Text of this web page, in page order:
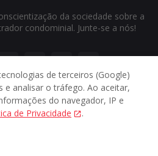
da sociedade sobre a
condominial. Junte-se a nós!
Contato Privacidade
de terceiros (Google)
e analisar o tráfego. Ao aceitar,
do navegador, IP e
de Privacidade .